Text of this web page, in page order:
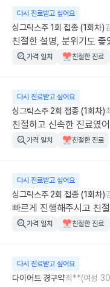
다시 진료받고 싶어요
싱그릭스주 1회 접종 (1회차)
친절한 설명, 분위기도
가격 일치 친절한 진료
다시 진료받고 싶어요
싱그릭스주 2회 접종 (1회차)
친절하고 신속한 진료였
가격 일치 친절한 진료
다시 진료받고 싶어요
싱그릭스주 2회 접종 (1회차)
빠르게 진행해주시고 친
가격 일치 친절한 진료
다시 진료받고 싶어요
다이어트 경구약최**(여성